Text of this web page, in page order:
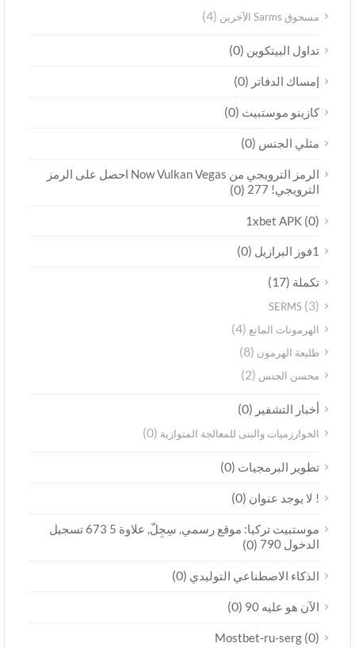
مسحوق Sarms الآخرين (4)
تداول البيتكوين(0)
إمساك الدفاتر(0)
كازينو موستبيت(0)
مثلي الجنس(0)
الرمز الترويجي من Now Vulkan Vegas احصل على الرمز
الترويجي! 277 (0)
1xbet APK(0)
1فوز البرازيل (0)
تكملة(17)
SERMS(3)
الهرمونات المانع(4)
طليعة الهرمون(8)
محسن الجنس(2)
أخبار التشفير(0)
الخوارزميات والبنى للمعالجة المتوازية (0)
تطوير البرمجيات(0)
! لا يوجد عنوان(0)
موستبيت تركيا: موقع رسمي, سِجِلّ, علاوة 5 673 تسجيل
الدخول 790 (0)
الذكاء الاصطناعي التوليدي(0)
الآن هو عليه 90 (0)
Mostbet-ru-serg(0)